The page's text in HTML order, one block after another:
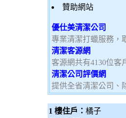
贊助網站
優仕美清潔公司
專業清潔打蠟服務，
清潔客源網
客源網共有4130位
清潔公司評價網
提供全省清潔公司、
1 樓住戶： 橘子